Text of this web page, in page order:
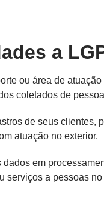
a
ou área de
coletados de
de seus clientes,
atuação no exterior.
em
serviços a pessoas